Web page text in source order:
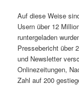
Auf diese Weise
Usern über 12
runtergeladen
Pressebericht über
und Newsletter
Onlinezeitungen,
Zahl auf 200